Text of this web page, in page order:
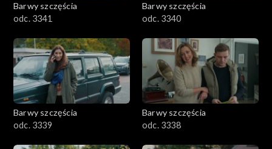
Barwy szczęścia
odc. 3341
Barwy szczęścia
odc. 3340
Barwy szczęścia
odc. 3339
Barwy szczęścia
odc. 3338